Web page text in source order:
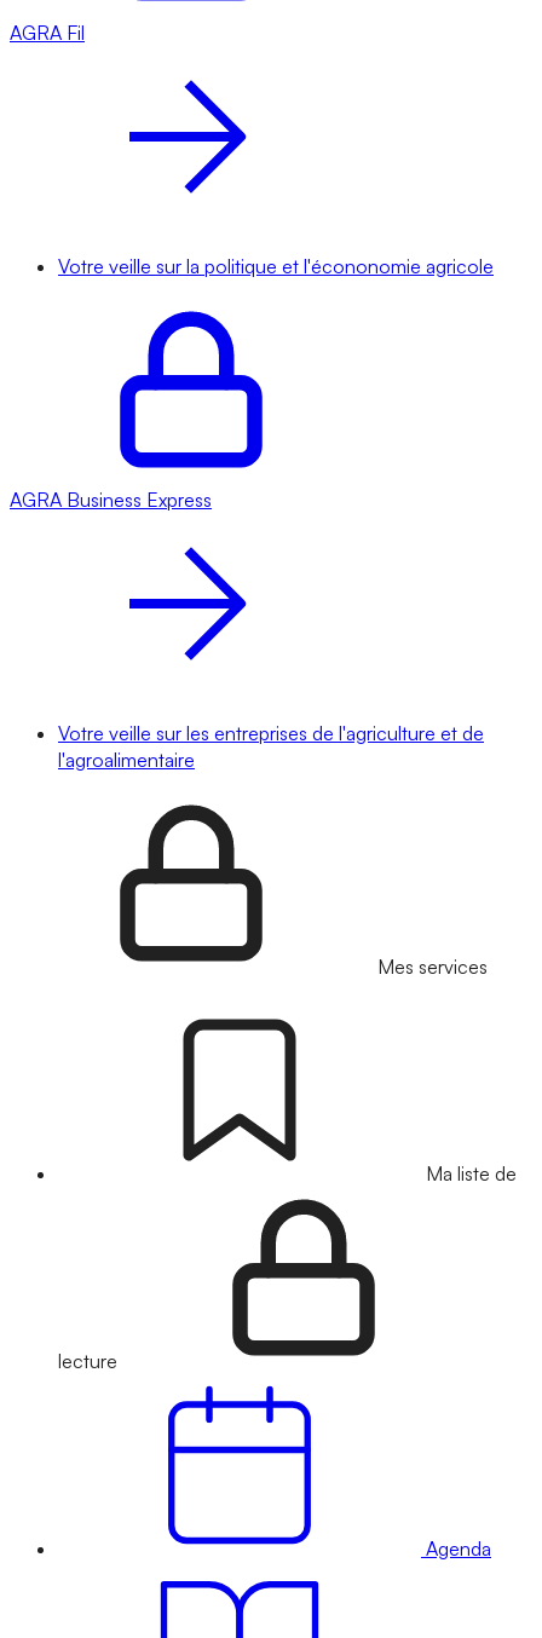
AGRA Fil
Votre veille sur la politique et l'écononomie agricole
AGRA Business Express
Votre veille sur les entreprises de l'agriculture et de
l'agroalimentaire
Mes services
Ma liste de
lecture
Agenda